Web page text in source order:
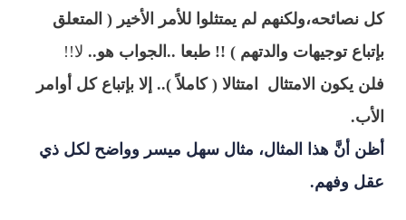
كل نصائحه،ولكنهم لم يمتثلوا للأمر الأخير ( المتعلق
بإتباع توجيهات والدتهم ) !! طبعا .. الجواب هو.. لا!!
فلن يكون الامتثال امتثالا ( كاملاً ).. إلا بإتباع كل أوامر
الأب.
أظن أنَّ هذا المثال، مثال سهل ميسر وواضح لكل ذي
عقل وفهم.